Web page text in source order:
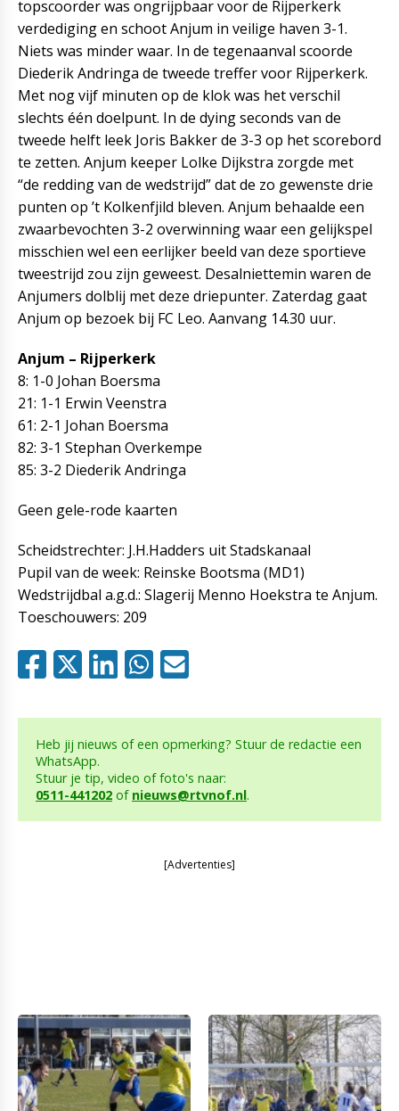
topscoorder was ongrijpbaar voor de Rijperkerk
verdediging en schoot Anjum in veilige haven 3-1.
Niets was minder waar. In de tegenaanval scoorde
Diederik Andringa de tweede treffer voor Rijperkerk.
Met nog vijf minuten op de klok was het verschil
slechts één doelpunt. In de dying seconds van de
tweede helft leek Joris Bakker de 3-3 op het scorebord
te zetten. Anjum keeper Lolke Dijkstra zorgde met
“de redding van de wedstrijd” dat de zo gewenste drie
punten op ’t Kolkenfjild bleven. Anjum behaalde een
zwaarbevochten 3-2 overwinning waar een gelijkspel
misschien wel een eerlijker beeld van deze sportieve
tweestrijd zou zijn geweest. Desalniettemin waren de
Anjumers dolblij met deze driepunter. Zaterdag gaat
Anjum op bezoek bij FC Leo. Aanvang 14.30 uur.
Anjum – Rijperkerk
8: 1-0 Johan Boersma
21: 1-1 Erwin Veenstra
61: 2-1 Johan Boersma
82: 3-1 Stephan Overkempe
85: 3-2 Diederik Andringa
Geen gele-rode kaarten
Scheidstrechter: J.H.Hadders uit Stadskanaal
Pupil van de week: Reinske Bootsma (MD1)
Wedstrijdbal a.g.d.: Slagerij Menno Hoekstra te Anjum.
Toeschouwers: 209
Heb jij nieuws of een opmerking? Stuur de redactie een
WhatsApp.
Stuur je tip, video of foto's naar:
0511-441202 of nieuws@rtvnof.nl.
[Advertenties]